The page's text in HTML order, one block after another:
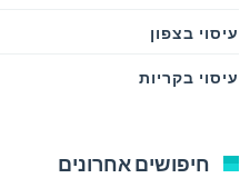
עיסוי בצפון
עיסוי בקריות
חיפושים אחרונים